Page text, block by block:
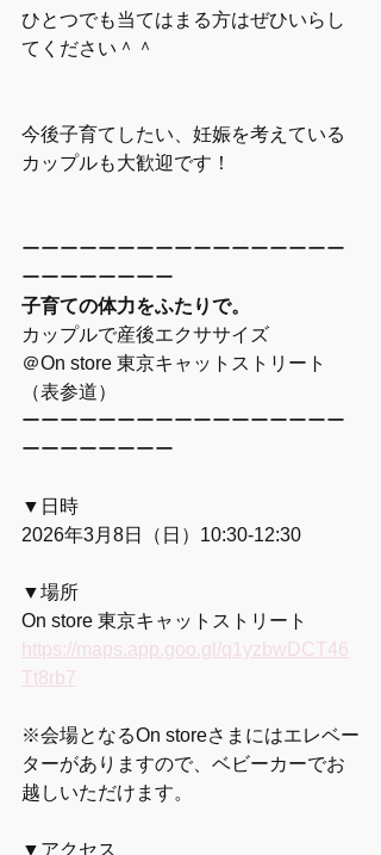
ひとつでも当てはまる方はぜひいらし
てください＾＾
今後子育てしたい、妊娠を考えている
カップルも大歓迎です！
ーーーーーーーーーーーーーーーーー
ーーーーーーーー
子育ての体力をふたりで。
カップルで産後エクササイズ
＠On store 東京キャットストリート
（表参道）
ーーーーーーーーーーーーーーーーー
ーーーーーーーー
▼日時
2026年3月8日（日）10:30-12:30
▼場所
On store 東京キャットストリート
https://maps.app.goo.gl/q1yzbwDCT46
Tt8rb7
※会場となるOn storeさまにはエレベー
ターがありますので、ベビーカーでお
越しいただけます。
▼アクセス